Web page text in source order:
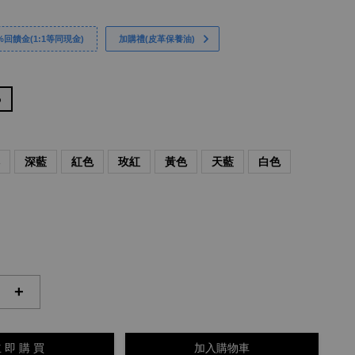
回饋金(1:1等同現金) 加購禮(皮革保養油)
深藍 紅色 玫紅 黃色 天藍 白色
+
即 購 買 加入購物車